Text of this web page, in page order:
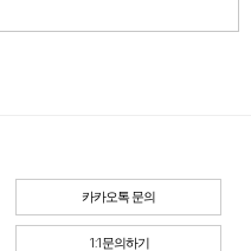
카카오톡 문의
1:1문의하기